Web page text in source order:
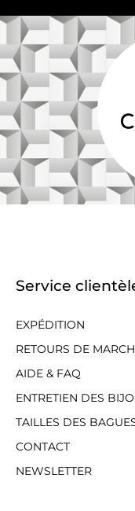
Service
EXPÉDITION
RETOURS DE
AIDE & FAQ
ENTRETIEN DES
TAILLES DES
CONTACT
NEWSLETTER